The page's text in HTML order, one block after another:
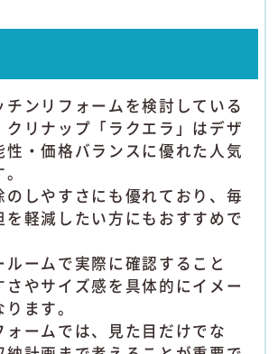
チンリフォームを検討している
クリナップ「ラクエラ」はデザ
性・価格バランスに優れた人気
のしやすさにも優れており、毎
を軽減したい方にもおすすめで
ルームで実際に確認すること
さやサイズ感を具体的にイメー
ます。
ォームでは、見た目だけでな